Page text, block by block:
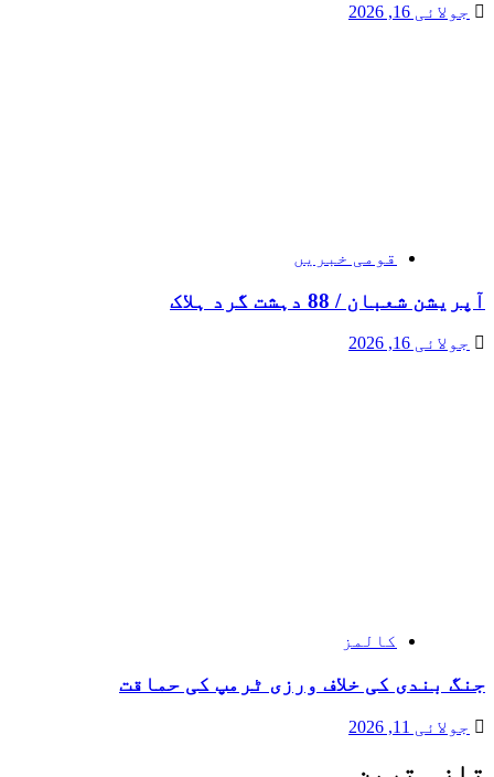
جولائی 16, 2026
قومی خبریں
آپریشن شعبان / 88 دہشت گرد ہلاک
جولائی 16, 2026
کالمز
جنگ بندی کی خلاف ورزی ٹرمپ کی حماقت
جولائی 11, 2026